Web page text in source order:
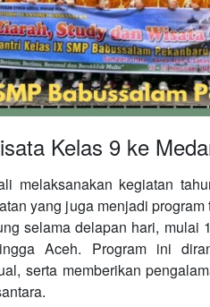
Kelas 9 ke
melaksanakan kegiatan
yang juga menjadi
selama delapan hari, mulai
Aceh. Program ini
serta memberikan